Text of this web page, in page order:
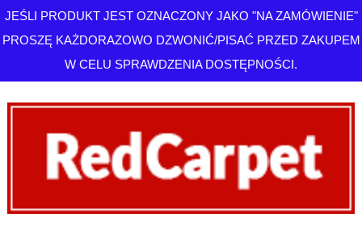
JEŚLI PRODUKT JEST OZNACZONY JAKO "NA ZAMÓWIENIE"
PROSZĘ KAŻDORAZOWO DZWONIĆ/PISAĆ PRZED ZAKUPEM
W CELU SPRAWDZENIA DOSTĘPNOŚCI.